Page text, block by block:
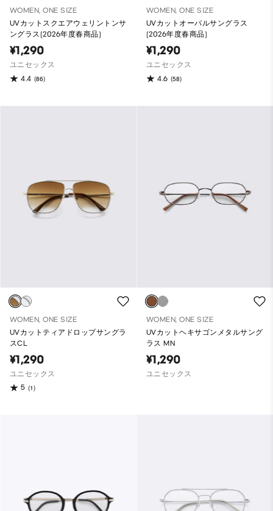
WOMEN, ONE SIZE
UVカットスクエアウェリントンサ
ングラス(2026年度春商品)
¥1,290
ユニセックス
4.4 (86)
WOMEN, ONE SIZE
UVカットオーバルサングラス
(2026年度春商品)
¥1,290
ユニセックス
4.6 (58)
WOMEN, ONE SIZE
UVカットティアドロップサングラ
スCL
¥1,290
ユニセックス
5 (1)
WOMEN, ONE SIZE
UVカットヘキサゴンメタルサング
ラス MN
¥1,290
ユニセックス